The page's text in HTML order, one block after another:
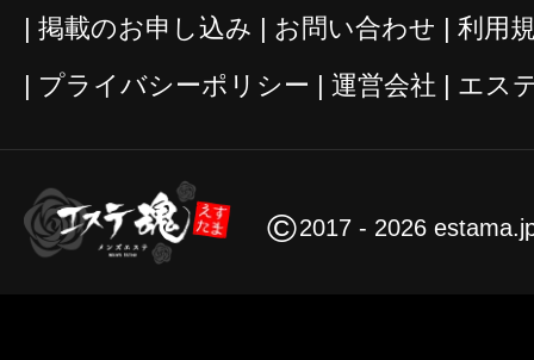
掲載のお申し込み お問い合わせ
利用
プライバシーポリシー
運営会社 エス
©2017 - 2026